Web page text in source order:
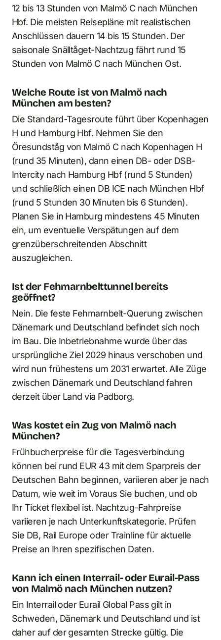
12 bis 13 Stunden von Malmö C nach München
Hbf. Die meisten Reisepläne mit realistischen
Anschlüssen dauern 14 bis 15 Stunden. Der
saisonale Snälltåget-Nachtzug fährt rund 15
Stunden von Malmö C nach München Ost.
Welche Route ist von Malmö nach
München am besten?
Die Standard-Tagesroute führt über Kopenhagen
H und Hamburg Hbf. Nehmen Sie den
Öresundståg von Malmö C nach Kopenhagen H
(rund 35 Minuten), dann einen DB- oder DSB-
Intercity nach Hamburg Hbf (rund 5 Stunden)
und schließlich einen DB ICE nach München Hbf
(rund 5 Stunden 30 Minuten bis 6 Stunden).
Planen Sie in Hamburg mindestens 45 Minuten
ein, um eventuelle Verspätungen auf dem
grenzüberschreitenden Abschnitt
auszugleichen.
Ist der Fehmarnbelttunnel bereits
geöffnet?
Nein. Die feste Fehmarnbelt-Querung zwischen
Dänemark und Deutschland befindet sich noch
im Bau. Die Inbetriebnahme wurde über das
ursprüngliche Ziel 2029 hinaus verschoben und
wird nun frühestens um 2031 erwartet. Alle Züge
zwischen Dänemark und Deutschland fahren
derzeit über Land via Padborg.
Was kostet ein Zug von Malmö nach
München?
Frühbucherpreise für die Tagesverbindung
können bei rund EUR 43 mit dem Sparpreis der
Deutschen Bahn beginnen, variieren aber je nach
Datum, wie weit im Voraus Sie buchen, und ob
Ihr Ticket flexibel ist. Nachtzug-Fahrpreise
variieren je nach Unterkunftskategorie. Prüfen
Sie DB, Rail Europe oder Trainline für aktuelle
Preise an Ihren spezifischen Daten.
Kann ich einen Interrail- oder Eurail-Pass
von Malmö nach München nutzen?
Ein Interrail oder Eurail Global Pass gilt in
Schweden, Dänemark und Deutschland und ist
daher auf der gesamten Strecke gültig. Die